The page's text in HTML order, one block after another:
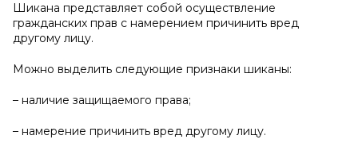
Шикана представляет собой осуществление
гражданских прав с намерением причинить вред
другому лицу.
Можно выделить следующие признаки шиканы:
– наличие защищаемого права;
– намерение причинить вред другому лицу.